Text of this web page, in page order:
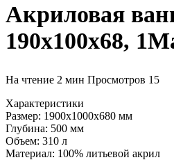
Акриловая
190х100х68,
На чтение 2 мин Просмотров 15
Характеристики
Размер: 1900x1000x680 мм
Глубина: 500 мм
Объем: 310 л
Материал: 100% литьевой акрил